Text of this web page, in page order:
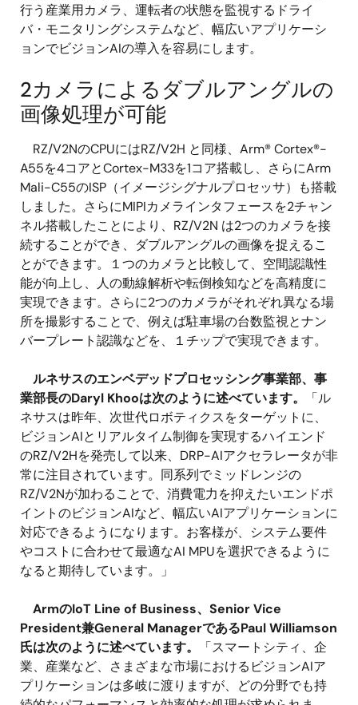
行う産業用カメラ、運転者の状態を監視するドライ
バ・モニタリングシステムなど、幅広いアプリケーシ
ョンでビジョンAIの導入を容易にします。
2カメラによるダブルアングルの
画像処理が可能
RZ/V2NのCPUにはRZ/V2H と同様、Arm® Cortex®-
A55を4コアとCortex-M33を1コア搭載し、さらにArm
Mali-C55のISP（イメージシグナルプロセッサ）も搭載
しました。さらにMIPIカメラインタフェースを2チャン
ネル搭載したことにより、RZ/V2N は2つのカメラを接
続することができ、ダブルアングルの画像を捉えるこ
とができます。１つのカメラと比較して、空間認識性
能が向上し、人の動線解析や転倒検知などを高精度に
実現できます。さらに2つのカメラがそれぞれ異なる場
所を撮影することで、例えば駐車場の台数監視とナン
バープレート認識などを、１チップで実現できます。
ルネサスのエンベデッドプロセッシング事業部、事
業部長のDaryl Khooは次のように述べています。
「ル
ネサスは昨年、次世代ロボティクスをターゲットに、
ビジョンAIとリアルタイム制御を実現するハイエンド
のRZ/V2Hを発売して以来、DRP-AIアクセラレータが非
常に注目されています。同系列でミッドレンジの
RZ/V2Nが加わることで、消費電力を抑えたいエンドポ
イントのビジョンAIなど、幅広いAIアプリケーションに
対応できるようになります。お客様が、システム要件
やコストに合わせて最適なAI MPUを選択できるように
なると期待しています。」
ArmのIoT Line of Business、Senior Vice
President兼General ManagerであるPaul Williamson
氏は次のように述べています。
「スマートシティ、企
業、産業など、さまざまな市場におけるビジョンAIア
プリケーションは多岐に渡りますが、どの分野でも持